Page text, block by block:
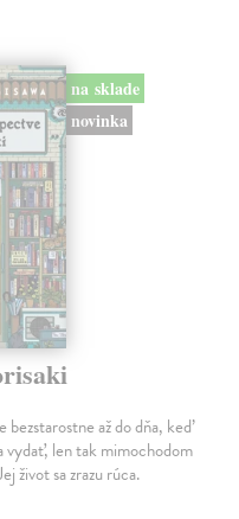
na sklade
novinka
bezstarostne až do dňa, keď
vydať, len tak mimochodom
život sa zrazu rúca.